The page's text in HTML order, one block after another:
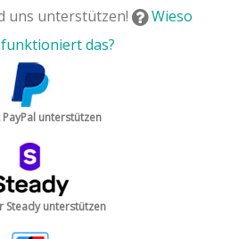
uns unterstützen!
Wieso
das?
PayPal unterstützen
Steady unterstützen